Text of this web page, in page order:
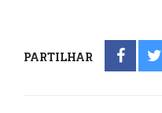
PARTILHAR